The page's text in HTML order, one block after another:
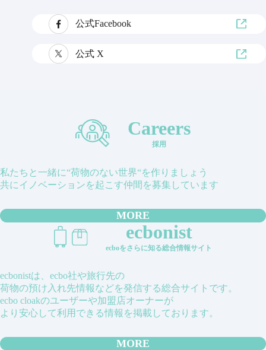
公式Facebook
公式 X
Careers
採用
私たちと一緒に“荷物のない世界“を作りましょう
共にイノベーションを起こす仲間を募集しています
MORE
ecbonist
ecboをさらに知る総合情報サイト
ecbonistは、ecbo社や旅行先の
荷物の預け入れ先情報などを発信する総合サイトです。
ecbo cloakのユーザーや加盟店オーナーが
より安心して利用できる情報を掲載しております。
MORE